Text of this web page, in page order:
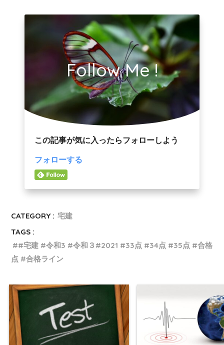
Follow Me !
この記事が気に入ったらフォローしよう
フォローする
CATEGORY : 宅建
TAGS :
#宅建 #令和3 #令和３#2021 #33点 #34点 #35点 #合格
点 #合格ライン